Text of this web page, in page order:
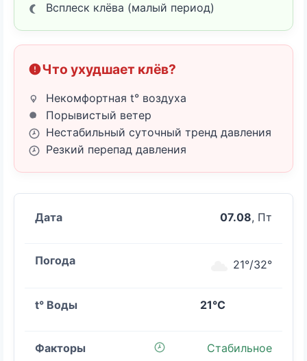
Всплеск клёва (малый период)
Что ухудшает клёв?
Некомфортная t° воздуха
Порывистый ветер
Нестабильный суточный тренд давления
Резкий перепад давления
07.08, Пт
21°/32°
21°C
Стабильное